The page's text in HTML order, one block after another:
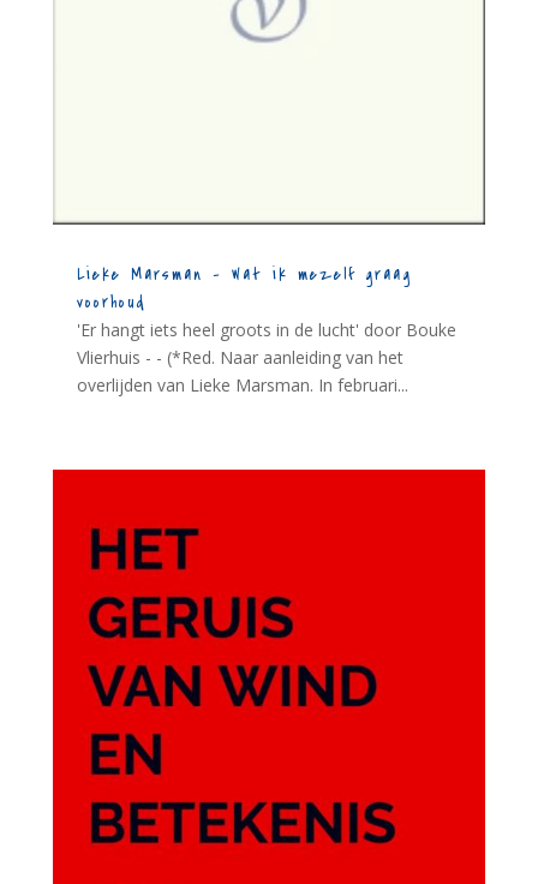
Lieke Marsman – Wat ik mezelf graag
voorhoud
'Er hangt iets heel groots in de lucht' door Bouke
Vlierhuis - - (*Red. Naar aanleiding van het
overlijden van Lieke Marsman. In februari...